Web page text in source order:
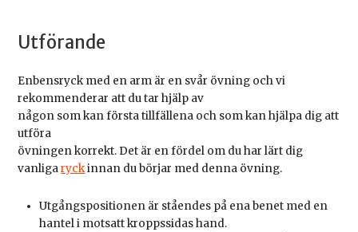
Utförande
Enbensryck med en arm är en svår övning och vi
rekommenderar att du tar hjälp av
någon som kan första tillfällena och som kan hjälpa dig att
utföra
övningen korrekt. Det är en fördel om du har lärt dig
vanligaryckinnan du börjar med denna övning.
Utgångspositionen är ståendes på ena benet med en
hantel i motsatt kroppssidas hand.